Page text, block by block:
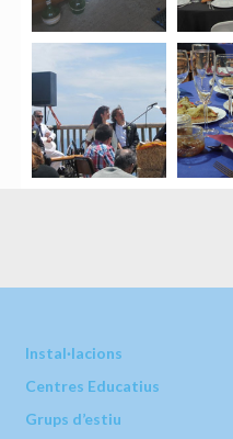
Instal·lacions
Centres Educatius
Grups d’estiu